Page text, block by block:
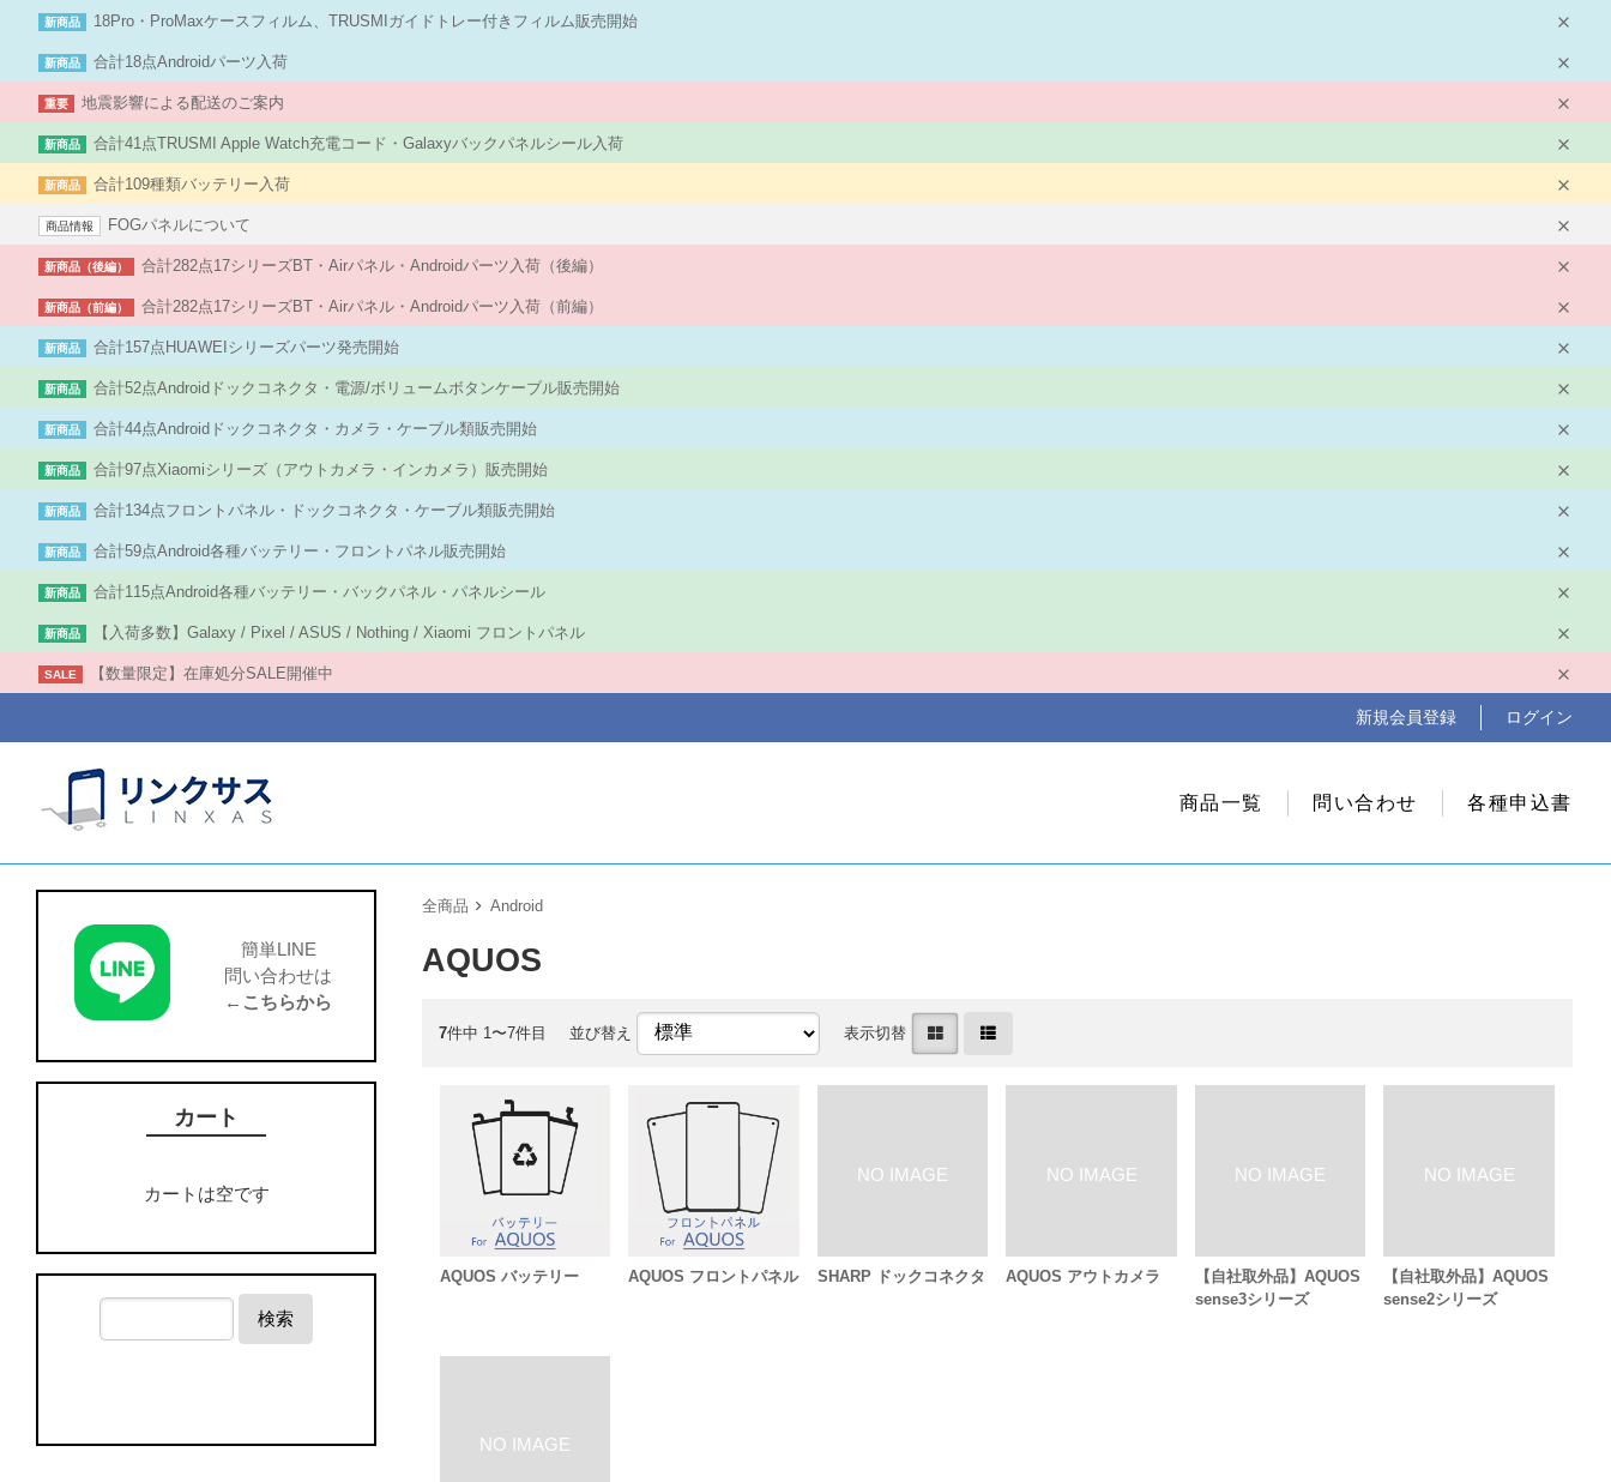
新商品 18Pro・ProMaxケースフィルム、TRUSMIガイドトレー付きフィルム販売開始
新商品 合計18点Androidパーツ入荷
重要 地震影響による配送のご案内
新商品 合計41点TRUSMI Apple Watch充電コード・Galaxyバックパネルシール入荷
新商品 合計109種類バッテリー入荷
商品情報 FOGパネルについて
新商品（後編） 合計282点17シリーズBT・Airパネル・Androidパーツ入荷（後編）
新商品（前編） 合計282点17シリーズBT・Airパネル・Androidパーツ入荷（前編）
新商品 合計157点HUAWEIシリーズパーツ発売開始
新商品 合計52点Androidドックコネクタ・電源/ボリュームボタンケーブル販売開始
新商品 合計44点Androidドックコネクタ・カメラ・ケーブル類販売開始
新商品 合計97点Xiaomiシリーズ（アウトカメラ・インカメラ）販売開始
新商品 合計134点フロントパネル・ドックコネクタ・ケーブル類販売開始
新商品 合計59点Android各種バッテリー・フロントパネル販売開始
新商品 合計115点Android各種バッテリー・バックパネル・パネルシール
新商品 【入荷多数】Galaxy / Pixel / ASUS / Nothing / Xiaomi フロントパネル
SALE 【数量限定】在庫処分SALE開催中
新規会員登録 ログイン
商品一覧 問い合わせ 各種申込書
全商品 Android
AQUOS
7件中 1〜7件目 並び替え 表示切替
AQUOS バッテリー AQUOS フロントパネル SHARP ドックコネクタ AQUOS アウトカメラ
【自社取外品】AQUOS
sense3シリーズ
【自社取外品】AQUOS
sense2シリーズ
簡単LINE
問い合わせは
←こちらから
カート
カートは空です
検索